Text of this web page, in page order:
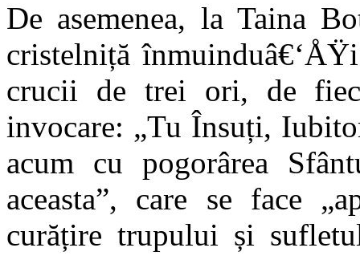
De asemenea, la Taina
cristelniță
crucii de trei ori, de
invocare: „Tu Însuți,
acum cu pogorârea
aceasta”, care se face
curățire trupului și